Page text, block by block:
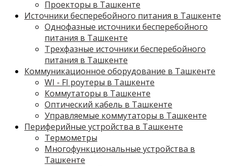
Проекторы в Ташкенте
Источники бесперебойного питания в Ташкенте
Однофазные источники бесперебойного
питания в Ташкенте
Трехфазные источники бесперебойного
питания в Ташкенте
Коммуникационное оборудование в Ташкенте
WI - FI роутеры в Ташкенте
Коммутаторы в Ташкенте
Оптический кабель в Ташкенте
Управляемые коммутаторы в Ташкенте
Периферийные устройства в Ташкенте
Термометры
Многофункциональные устройства в
Ташкенте